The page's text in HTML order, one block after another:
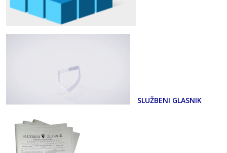
SLUŽBENI GLASNIK